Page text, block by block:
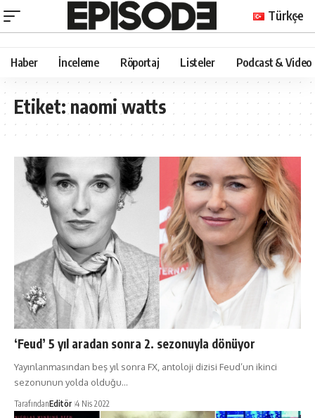
Türkçe
Haber İnceleme Röportaj Listeler Podcast & Video
Etiket:naomi watts
‘Feud’ 5 yıl aradan sonra 2. sezonuyla dönüyor
Yayınlanmasından beş yıl sonra FX, antoloji dizisi Feud’un ikinci
sezonunun yolda olduğu…
TarafındanEditör 4 Nis 2022